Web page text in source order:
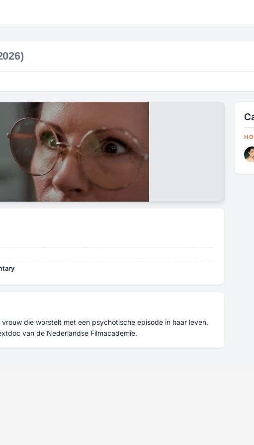
die worstelt met een psychotische episode in haar leven.
van de Nederlandse Filmacademie.